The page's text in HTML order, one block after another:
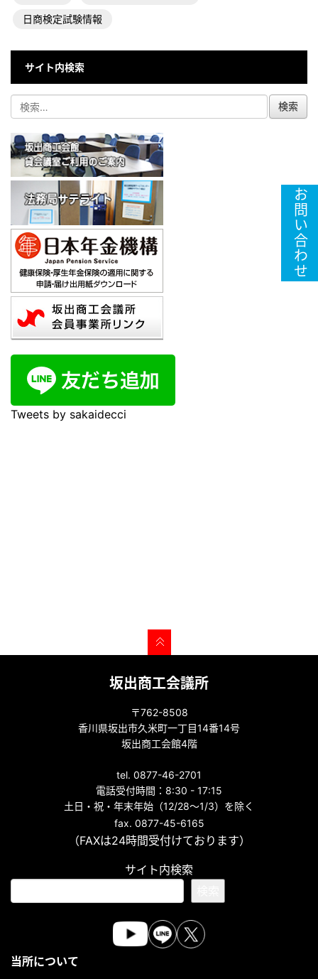
日商検定試験情報
サイト内検索
Tweets by sakaidecci
坂出商工会議所
〒762-8508
香川県坂出市久米町一丁目14番14号
坂出商工会館4階
tel. 0877-46-2701
電話受付時間：8:30 - 17:15
土日・祝・年末年始（12/28～1/3）を除く
fax. 0877-45-6165
（FAXは24時間受付けております）
サイト内検索
当所について
お問い合わせ